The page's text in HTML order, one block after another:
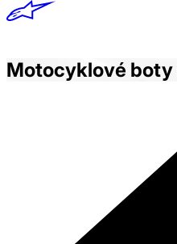
Motocyklové boty